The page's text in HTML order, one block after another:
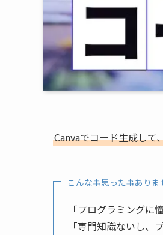
Canvaでコード生成して
こんな事思った事ありま
「プログラミングに
「専門知識ないし、